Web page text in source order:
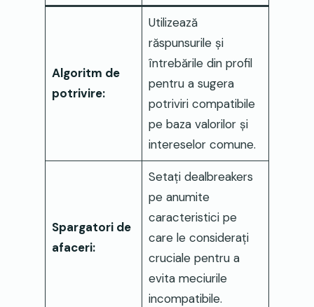
Algoritm de
potrivire:
Utilizează
răspunsurile și
întrebările din profil
pentru a sugera
potriviri compatibile
pe baza valorilor și
intereselor comune.
Spargatori de
afaceri:
Setați dealbreakers
pe anumite
caracteristici pe
care le considerați
cruciale pentru a
evita meciurile
incompatibile.